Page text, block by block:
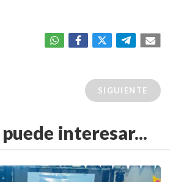
SIGUIENTE
interesar...